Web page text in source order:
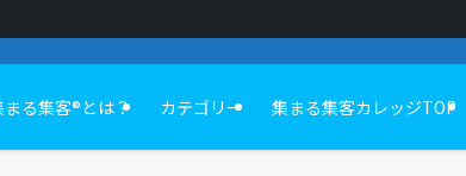
まる集客®️とは？ カテゴリー 集まる集客カレッジTOP